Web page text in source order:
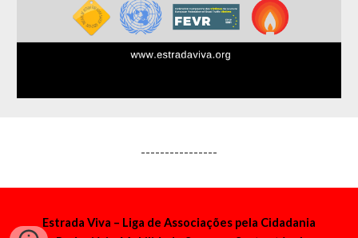
----------------
Estrada Viva – Liga de Associações pela Cidadania